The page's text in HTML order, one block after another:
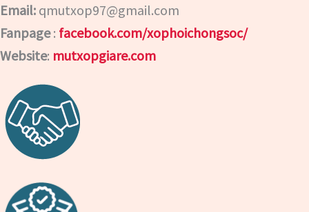
Email: qmutxop97@gmail.com
Fanpage: facebook.com/xophoichongsoc/
Website: mutxopgiare.com